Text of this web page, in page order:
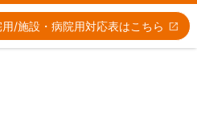
用/施設・病院用対応表はこちら